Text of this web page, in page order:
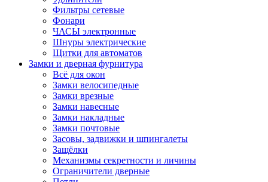
Фильтры сетевые
Фонари
ЧАСЫ электронные
Шнуры электрические
Щитки для автоматов
Замки и дверная фурнитура
Всё для окон
Замки велосипедные
Замки врезные
Замки навесные
Замки накладные
Замки почтовые
Засовы, задвижки и шпингалеты
Защёлки
Механизмы секретности и личины
Ограничители дверные